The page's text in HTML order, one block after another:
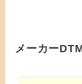
メーカー